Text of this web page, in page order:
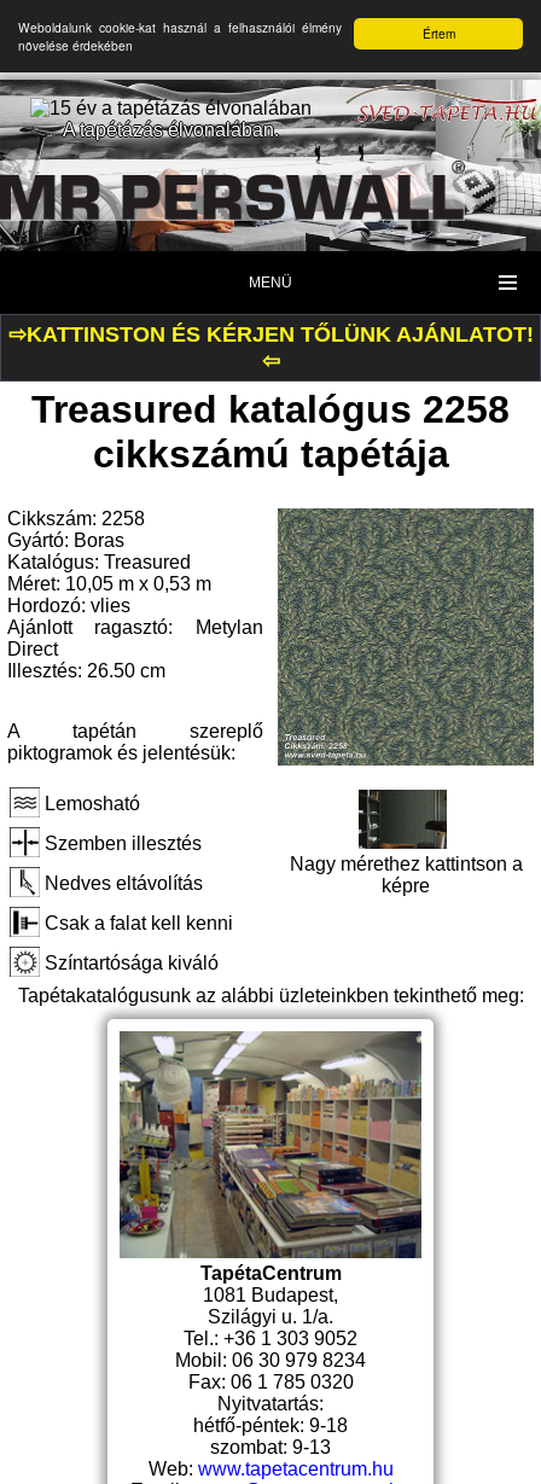
Értem
Weboldalunk cookie-kat használ a felhasználói élmény
növelése érdekében
A tapétázás élvonalában.
MENÜ
⇨KATTINSTON ÉS KÉRJEN TŐLÜNK AJÁNLATOT!
⇦
Treasured katalógus 2258
cikkszámú tapétája
Cikkszám: 2258
Gyártó: Boras
Katalógus: Treasured
Méret: 10,05 m x 0,53 m
Hordozó: vlies
Ajánlott ragasztó: Metylan
Direct
Illesztés: 26.50 cm
A tapétán szereplő
piktogramok és jelentésük:
Lemosható
Szemben illesztés
Nedves eltávolítás
Csak a falat kell kenni
Színtartósága kiváló
Nagy mérethez kattintson a
képre
Tapétakatalógusunk az alábbi üzleteinkben tekinthető meg:
TapétaCentrum
1081 Budapest,
Szilágyi u. 1/a.
Tel.: +36 1 303 9052
Mobil: 06 30 979 8234
Fax: 06 1 785 0320
Nyitvatartás:
hétfő-péntek: 9-18
szombat: 9-13
Web: www.tapetacentrum.hu